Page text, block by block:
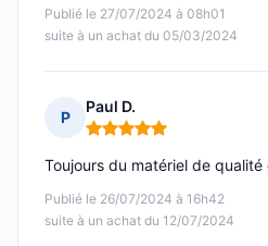
Publié le 27/07/2024 à 08h01
suite à un achat du 05/03/2024
P
Paul D.
Note : 5 sur 5
Publié le 26/07/2024 à 16h42
suite à un achat du 12/07/2024
Toujours du matériel de